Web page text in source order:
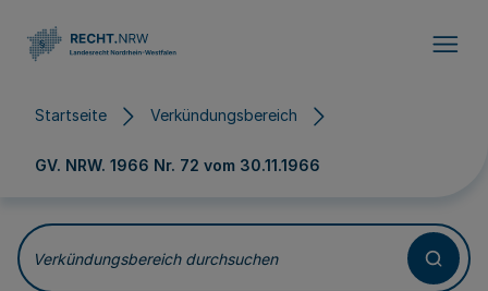
Startseite Verkündungsbereich
GV. NRW. 1966 Nr. 72 vom 30.11.1966
Verkündungsbereich durchsuchen